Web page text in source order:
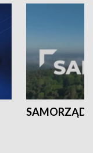
SAMORZĄD